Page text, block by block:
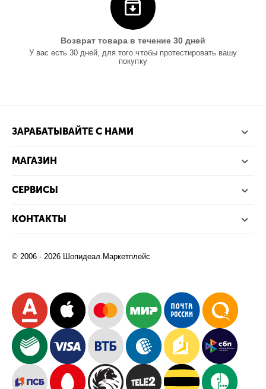
Возврат товара в течение 30 дней
У вас есть 30 дней, для того чтобы протестировать вашу
покупку
ЗАРАБАТЫВАЙТЕ С НАМИ
МАГАЗИН
СЕРВИСЫ
КОНТАКТЫ
© 2006 - 2026 Шопидеал.Маркетплейс